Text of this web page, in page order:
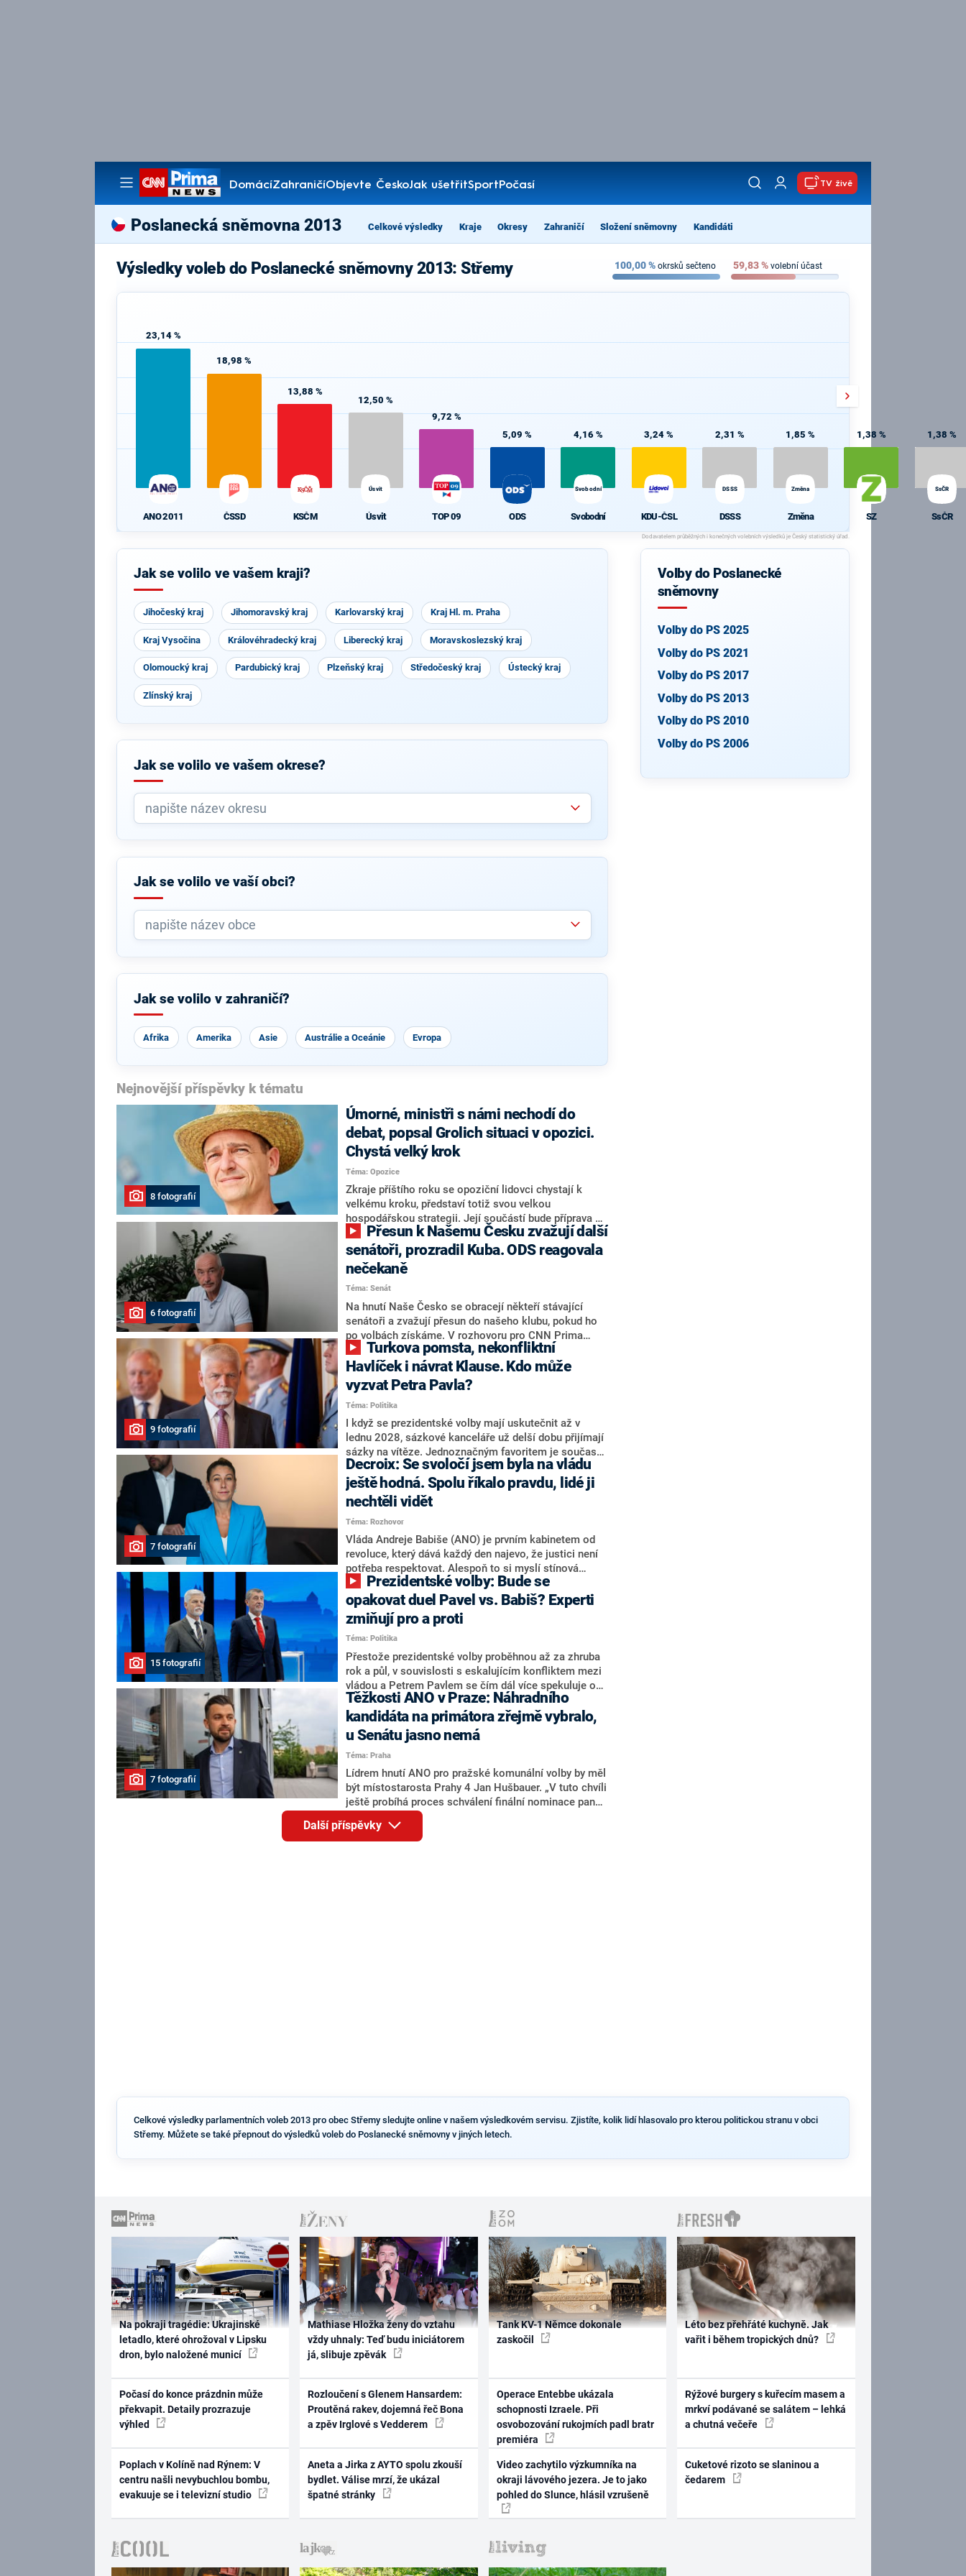
DomácíZahraničíObjevte ČeskoJak ušetřitSportPočasí
Pořady
TV živě
Poslanecká sněmovna 2013 Celkové výsledky Kraje Okresy Zahraničí Složení sněmovny Kandidáti
Výsledky voleb do Poslanecké sněmovny 2013: Střemy 100,00% okrsků sečteno 59,83% volební účast
23,14 %
ANO 2011
18,98 %
ČSSD
13,88 %
KSČM
12,50 %
Úsvit
Úsvit
9,72 %
TOP 09
5,09 %
ODS
4,16 %
Svobodní
Svobodní
3,24 %
KDU-ČSL
2,31 %
DSSS
DSSS
1,85 %
Změna
Změna
1,38 %
SZ
1,38 %
SsČR
SsČR
Jak se volilo ve vašem kraji?
Jihočeský kraj Jihomoravský kraj Karlovarský kraj Kraj Hl. m. Praha
Kraj Vysočina Královéhradecký kraj Liberecký kraj Moravskoslezský kraj
Olomoucký kraj Pardubický kraj Plzeňský kraj Středočeský kraj Ústecký kraj
Zlínský kraj
Jak se volilo ve vašem okrese?
Jak se volilo ve vaší obci?
Jak se volilo v zahraničí?
Afrika Amerika Asie Austrálie a Oceánie Evropa
Nejnovější příspěvky k tématu
8 fotografií
Úmorné, ministři s námi nechodí do
debat, popsal Grolich situaci v opozici.
Chystá velký krok
Téma: Opozice
Zkraje příštího roku se opoziční lidovci chystají k
velkému kroku, představí totiž svou velkou
hospodářskou strategii. Její součástí bude příprava na
stárnutí populace, řekl ve středu na setkání s novináři
nový předseda lidovců Jan Grolich. Ten zároveň v
senátních volbách kandiduje ve Vyškově. Popsal i
aktivitu opozice, o níž vládní strany nebo političtí
komentátoři mluví jako o slabé a v defenzivě. „Je to
úmorná práce upozorňovat na chyby vlády. Ministři s
námi navíc nechodí do debat. Chceme ale ukazovat
svoje témata,“ odpověděl Grolich na dotaz CNN Prima
NEWS.
6 fotografií
senátoři, prozradil Kuba. ODS reagovala
nečekaně
Téma: Senát
Na hnutí Naše Česko se obracejí někteří stávající
senátoři a zvažují přesun do našeho klubu, pokud ho
po volbách získáme. V rozhovoru pro CNN Prima
NEWS to řekl zakladatel hnutí a jihočeský hejtman
Martin Kuba. Konkrétní nebyl, ale získat by takto mohl
například senátora Zdeňka Hrabu, který je dnes
součástí klubu ODS a TOP 09. Hraba to na dotaz
redakce nevyloučil. Předseda klubu senátorů ODS
Zdeněk Nytra redakci řekl, že počítá s odchodem
některých senátorů z klubu a že Naše Česko není
nepřítel, ale soupeř.
9 fotografií
Havlíček i návrat Klause. Kdo může
vyzvat Petra Pavla?
Téma: Politika
I když se prezidentské volby mají uskutečnit až v
lednu 2028, sázkové kanceláře už delší dobu přijímají
sázky na vítěze. Jednoznačným favoritem je současná
hlava státu Petr Pavel. Daleko za ním pak bookmakeři
zmiňují dva výrazné politiky ANO, tedy premiéra
Andreje Babiše a ministra průmyslu Karla Havlíčka.
Oblíbeným tipem samotných sázkařů je poslanec za
Motoristy Filip Turek. Politolog Jan Kubáček nicméně
o případné kandidatuře kohokoliv ze zmíněné trojice
značně pochybuje. Podle něj současná koalice dosud
nemá osobu, která by Pavlovi mohla konkurovat.
7 fotografií
Decroix: Se svoločí jsem byla na vládu
ještě hodná. Spolu říkalo pravdu, lidé ji
nechtěli vidět
Téma: Rozhovor
Vláda Andreje Babiše (ANO) je prvním kabinetem od
revoluce, který dává každý den najevo, že justici není
potřeba respektovat. Alespoň to si myslí stínová
ministryně spravedlnosti ODS Eva Decroix. V
rozhovoru pro CNN Prima NEWS si nebrala servítky
ohledně politického výkonu svého nástupce Jeronýma
Tejce (za ANO) či vládní zmocněnkyně pro lidská
práva Taťány Malé (ANO). Označením „svoloč“ na
adresu vlády prý byla ještě hodná. Decroix se také
vrátila k volební porážce koalice Spolu či promluvila o
hnutí Naše Česko Martina Kuby.
15 fotografií
opakovat duel Pavel vs. Babiš? Experti
zmiňují pro a proti
Téma: Politika
Přestože prezidentské volby proběhnou až za zhruba
rok a půl, v souvislosti s eskalujícím konfliktem mezi
vládou a Petrem Pavlem se čím dál více spekuluje o
tom, koho by do bitvy o Hrad mohla vyslat současná
koalice. Někteří političtí komentátoři znovu vytahují
jméno premiéra Andreje Babiše (ANO). Jak moc je
pravděpodobné, že se v prezidentských volbách 2028
bude znovu opakovat souboj z roku 2023?
7 fotografií
Těžkosti ANO v Praze: Náhradního
kandidáta na primátora zřejmě vybralo,
u Senátu jasno nemá
Téma: Praha
Lídrem hnutí ANO pro pražské komunální volby by měl
být místostarosta Prahy 4 Jan Hušbauer. „V tuto chvíli
ještě probíhá proces schválení finální nominace pana
Jana Hušbauera Výborem hnutí ANO,“ uvedl pro
redakci místopředseda pražského ANO Martin
Benkovič. O Hušbauerovi se spekulovalo jako o
Další příspěvky
Volby do Poslanecké
sněmovny
Volby do PS 2025
Volby do PS 2021
Volby do PS 2017
Volby do PS 2013
Volby do PS 2010
Volby do PS 2006
Celkové výsledky parlamentních voleb 2013 pro obec Střemy sledujte online v našem výsledkovém servisu. Zjistíte, kolik lidí hlasovalo pro kterou politickou stranu v obci
Střemy. Můžete se také přepnout do výsledků voleb do Poslanecké sněmovny v jiných letech.
Na pokraji tragédie: Ukrajinské
letadlo, které ohrožoval v Lipsku
dron, bylo naložené municí
Počasí do konce prázdnin může
překvapit. Detaily prozrazuje
výhled
Poplach v Kolíně nad Rýnem: V
centru našli nevybuchlou bombu,
evakuuje se i televizní studio
Mathiase Hložka ženy do vztahu
vždy uhnaly: Teď budu iniciátorem
já, slibuje zpěvák
Rozloučení s Glenem Hansardem:
Proutěná rakev, dojemná řeč Bona
a zpěv Irglové s Vedderem
Aneta a Jirka z AYTO spolu zkouší
bydlet. Válise mrzí, že ukázal
špatné stránky
Tank KV-1 Němce dokonale
zaskočil
Operace Entebbe ukázala
schopnosti Izraele. Při
osvobozování rukojmích padl bratr
premiéra
Video zachytilo výzkumníka na
okraji lávového jezera. Je to jako
pohled do Slunce, hlásil vzrušeně
Léto bez přehřáté kuchyně. Jak
vařit i během tropických dnů?
Rýžové burgery s kuřecím masem a
mrkví podávané se salátem – lehká
a chutná večeře
Cuketové rizoto se slaninou a
čedarem